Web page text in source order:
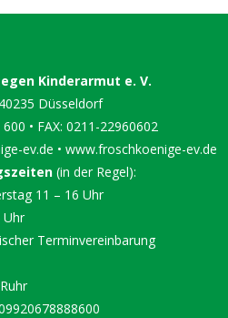
Kinderarmut e. V.
Düsseldorf
• FAX: 0211-22960602
ev.de • www.froschkoenige-ev.de
(in der Regel):
11 – 16 Uhr
Uhr
Terminvereinbarung